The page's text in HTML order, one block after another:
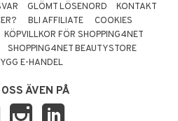
GLÖMT LÖSENORD
KONTAKT
BLI AFFILIATE
COOKIES
KÖPVILLKOR FÖR SHOPPING4NET
SHOPPING4NET BEAUTYSTORE
E-HANDEL
ÄVEN PÅ